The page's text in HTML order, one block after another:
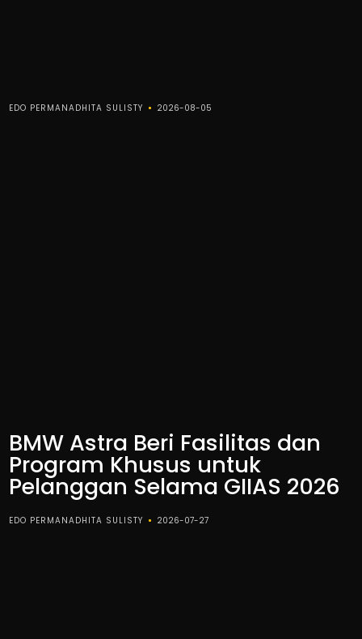
EDO PERMANADHITA SULISTY 2026-08-05
BMW Astra Beri Fasilitas dan
Program Khusus untuk
Pelanggan Selama GIIAS 2026
EDO PERMANADHITA SULISTY 2026-07-27